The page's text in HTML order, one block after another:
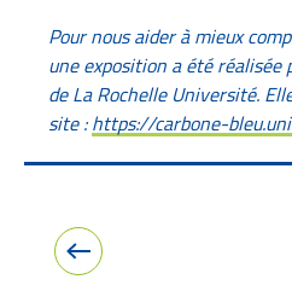
Pour nous aider à mieux
une exposition a été réalisée
de La Rochelle Université.
site :https://carbone-
Image précédente